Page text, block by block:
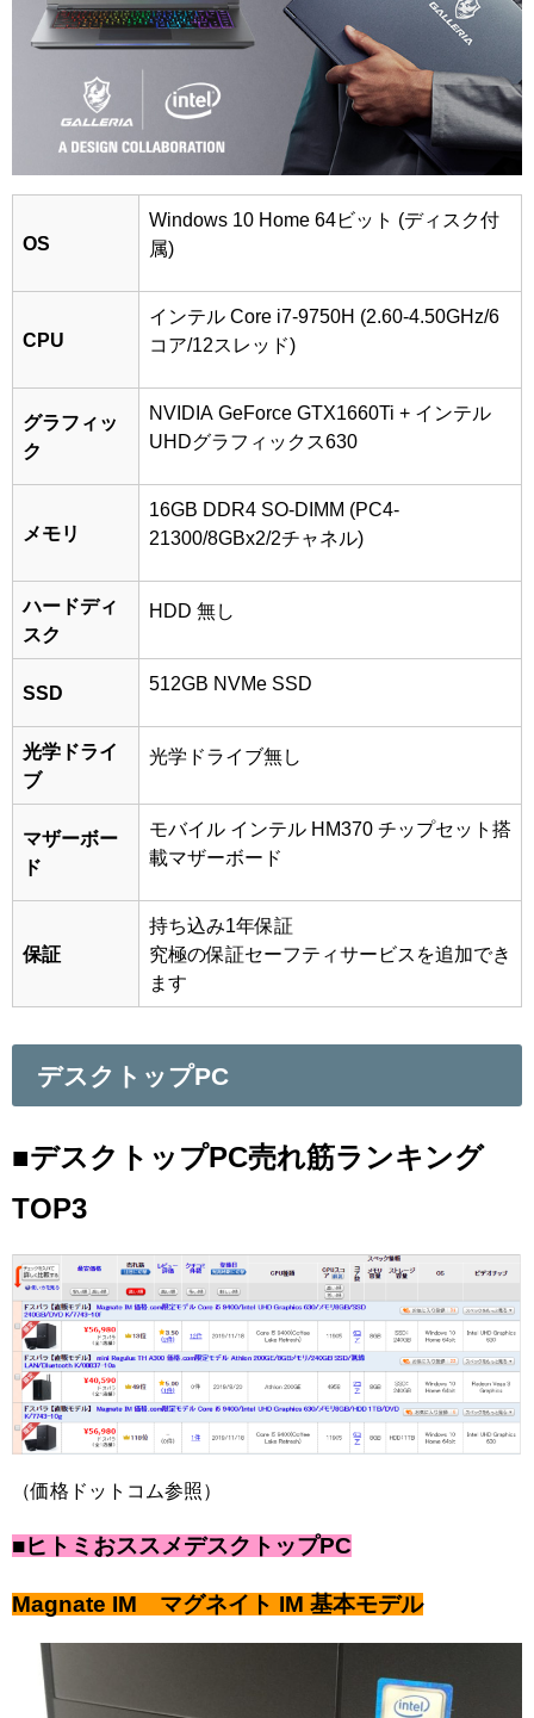
OS
Windows 10 Home 64ビット (ディスク付
属)
CPU
インテル Core i7-9750H (2.60-4.50GHz/6
コア/12スレッド)
グラフィッ
ク
NVIDIA GeForce GTX1660Ti + インテル
UHDグラフィックス630
メモリ
16GB DDR4 SO-DIMM (PC4-
21300/8GBx2/2チャネル)
ハードディ
スク
HDD 無し
SSD 512GB NVMe SSD
光学ドライ
ブ
光学ドライブ無し
マザーボー
ド
モバイル インテル HM370 チップセット搭
載マザーボード
保証
持ち込み1年保証
究極の保証セーフティサービスを追加でき
ます
デスクトップPC
■デスクトップPC売れ筋ランキング
TOP3
（価格ドットコム参照）
■ヒトミおススメデスクトップPC
Magnate IM マグネイト IM 基本モデル